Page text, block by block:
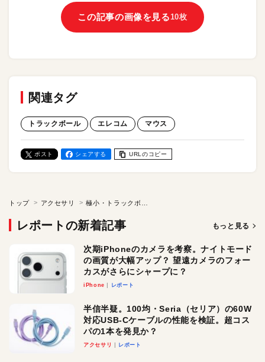
この記事の画像を見る10枚
関連タグ
トラックボール エレコム マウス
ポスト シェアする URLのコピー
トップ アクセサリ
レポートの新着記事 もっと見る
次期iPhoneのカメラを考察。ナイトモード
の画質が大幅アップ？ 望遠カメラのフォー
カスがさらにシャープに？
iPhone レポート
半信半疑。100均・Seria（セリア）の60W
対応USB-Cケーブルの性能を検証。超コス
パの1本を発見か？
アクセサリ レポート